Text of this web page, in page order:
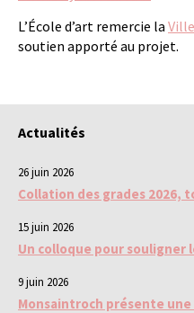
L’École d’art remercie la
soutien apporté au projet.
Actualités
26 juin 2026
Collation des grades 2026,
15 juin 2026
Un colloque pour souligner
9 juin 2026
Monsaintroch présente